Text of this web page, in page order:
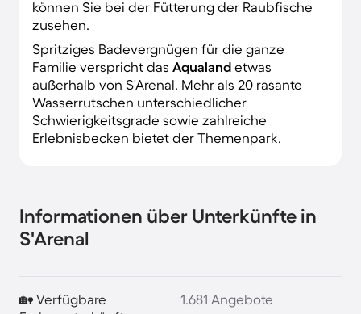
können Sie bei der Fütterung der Raubfische
zusehen.
Spritziges Badevergnügen für die ganze
Familie verspricht das Aqualand etwas
außerhalb von S'Arenal. Mehr als 20 rasante
Wasserrutschen unterschiedlicher
Schwierigkeitsgrade sowie zahlreiche
Erlebnisbecken bietet der Themenpark.
Informationen über Unterkünfte in
S'Arenal
🏡 Verfügbare
1.681 Angebote